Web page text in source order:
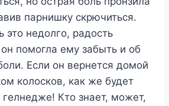
парнишку скрючиться.
это недолго, радость
помогла ему забыть и об
Если он вернется домой
колосков, как же будет
гелнедже! Кто знает, может,